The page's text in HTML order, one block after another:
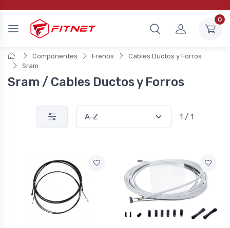
0
Componentes Frenos
Cables Ductos y Forros
Sram
Sram / Cables Ductos y Forros
1 / 1